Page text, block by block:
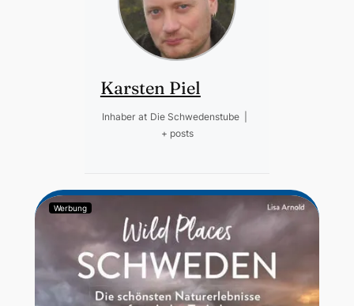
Karsten Piel
Inhaber at Die Schwedenstube
+ posts
Werbung